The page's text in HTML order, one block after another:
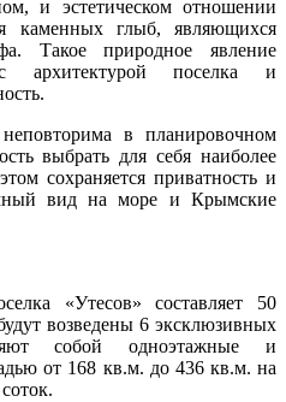
и эстетическом отношении
каменных глыб, являющихся
Такое природное явление
архитектурой поселка и
в планировочном
выбрать для себя наиболее
сохраняется приватность и
вид на море и Крымские
«Утесов» составляет 50
возведены 6 эксклюзивных
собой одноэтажные и
от 168 кв.м. до 436 кв.м. на